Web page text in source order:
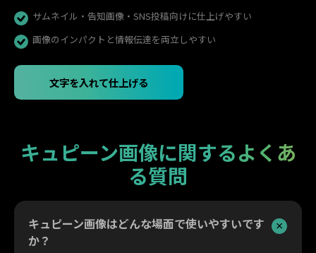
サムネイル・告知画像・SNS投稿向けに仕上げやすい
画像のインパクトと情報伝達を両立しやすい
文字を入れて仕上げる
キュピーン画像に関するよくあ
る質問
キュピーン画像はどんな場面で使いやすいです
か？